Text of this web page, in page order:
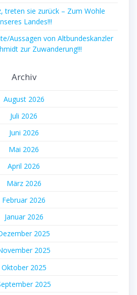
treten sie zurück – Zum Wohle
Landes!!!
Aussagen von Altbundeskanzler
zur Zuwanderung!!!
Archiv
August 2026
Juli 2026
Juni 2026
Mai 2026
April 2026
März 2026
Februar 2026
Januar 2026
2025
2025
Oktober 2025
2025